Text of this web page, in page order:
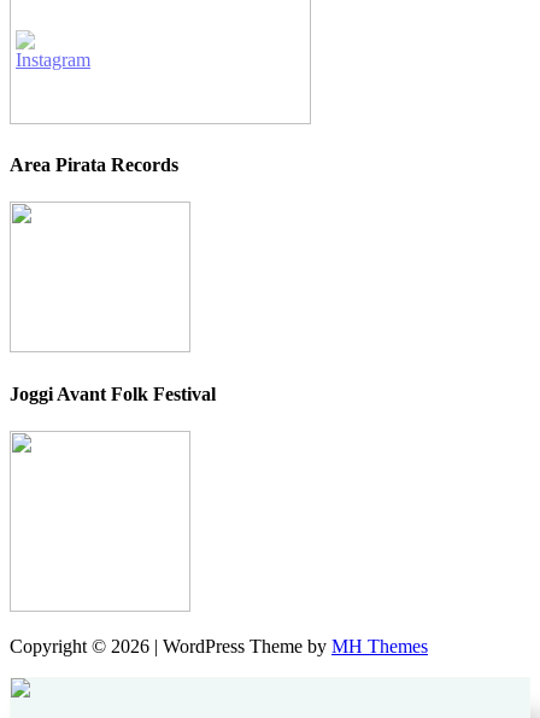
Area Pirata Records
Joggi Avant Folk Festival
Copyright © 2026 | WordPress Theme by MH Themes